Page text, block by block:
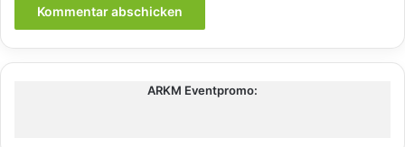
ARKM Eventpromo: